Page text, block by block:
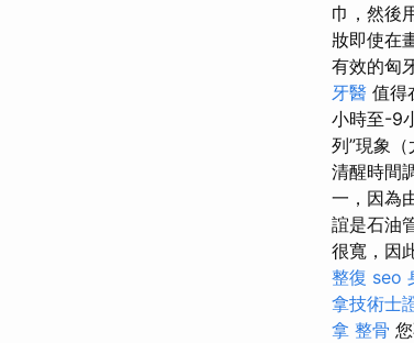
巾，然後
妝即使在
有效的匈
牙醫 值得
小時至-9
列”現象（
清醒時間
一，因為
誼是石油
很寬，因
整復 seo
拿技術士
拿 整骨